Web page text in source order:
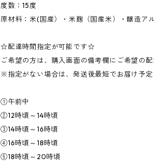
度数：15度
原材料：米(国産）・米麹（国産米）・醸造ア
☆配達時間指定が可能です☆
ご希望の方は、購入画面の備考欄にご希望の
※指定がない場合は、発送後最短でお届け予定
①午前中
②12時頃～14時頃
③14時頃～16時頃
④16時頃～18時頃
⑤18時頃～20時頃